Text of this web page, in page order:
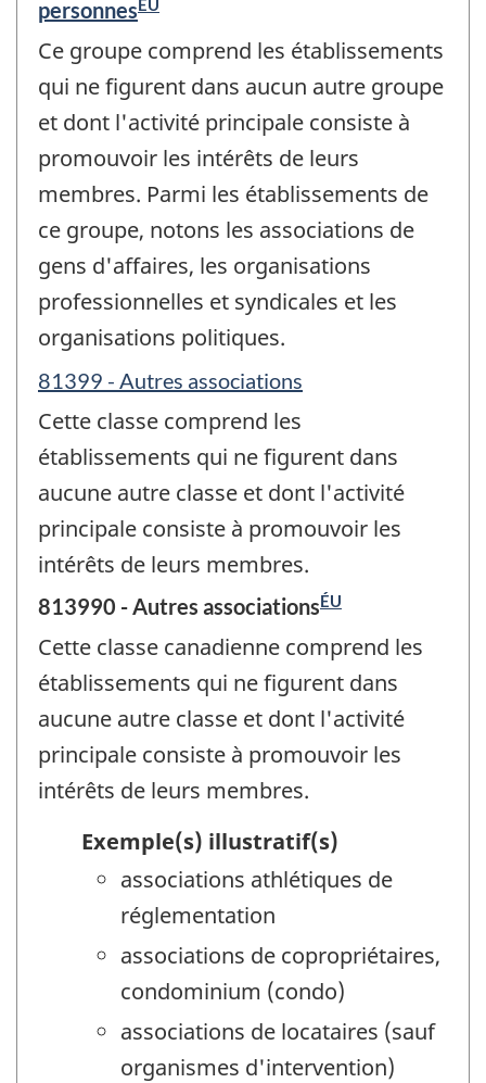
personnes
Ce groupe comprend les établissements
qui ne figurent dans aucun autre groupe
et dont l'activité principale consiste à
promouvoir les intérêts de leurs
membres. Parmi les établissements de
ce groupe, notons les associations de
gens d'affaires, les organisations
professionnelles et syndicales et les
organisations politiques.
81399 - Autres associations
Cette classe comprend les
établissements qui ne figurent dans
aucune autre classe et dont l'activité
principale consiste à promouvoir les
intérêts de leurs membres.
813990 - Autres associationsÉU
Cette classe canadienne comprend les
établissements qui ne figurent dans
aucune autre classe et dont l'activité
principale consiste à promouvoir les
intérêts de leurs membres.
Exemple(s) illustratif(s)
associations athlétiques de
réglementation
associations de copropriétaires,
condominium (condo)
associations de locataires (sauf
organismes d'intervention)